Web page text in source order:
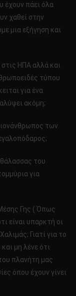
έχουν πάει όλα
χαθεί στην
μια εξήγηση και
στις ΗΠΑ αλλά και
τύπου
για ένα
ακόμη;
των
θάλασσας του
για
Γης ( Όπως
είναι υπαρκτή οι
Γιατί για το
μη λένε ότι
πλανήτη μας
όπου έχουν γίνει